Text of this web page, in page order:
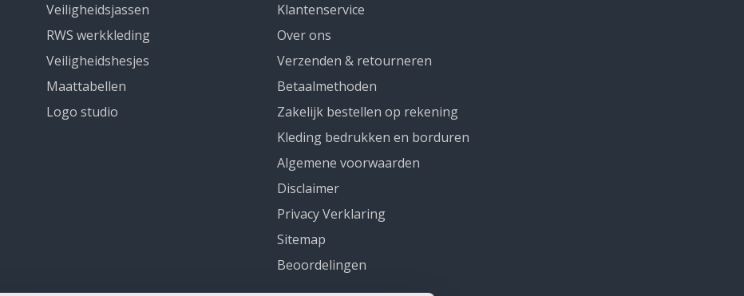
Veiligheidsjassen
RWS werkkleding
Veiligheidshesjes
Maattabellen
Logo studio
Klantenservice
Over ons
Verzenden & retourneren
Betaalmethoden
Zakelijk bestellen op rekening
Kleding bedrukken en borduren
Algemene voorwaarden
Disclaimer
Privacy Verklaring
Sitemap
Beoordelingen